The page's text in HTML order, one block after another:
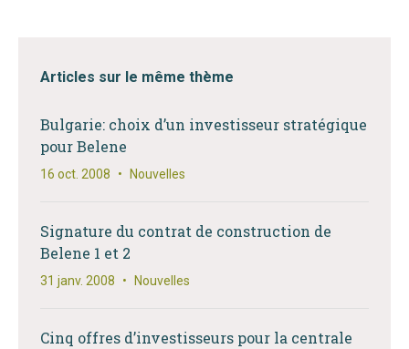
Articles sur le même thème
Bulgarie: choix d’un investisseur stratégique
pour Belene
16 oct. 2008 • Nouvelles
Signature du contrat de construction de
Belene 1 et 2
31 janv. 2008 • Nouvelles
Cinq offres d’investisseurs pour la centrale